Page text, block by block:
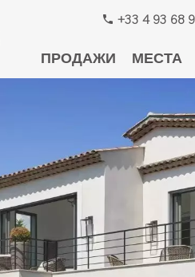
+33 4 93 68
ПРОДАЖИ МЕСТА